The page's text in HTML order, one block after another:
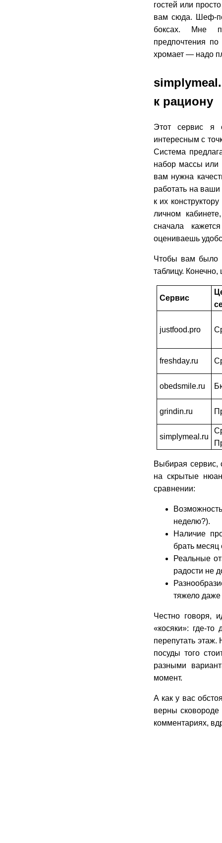
гостей или
вам сюда. Шеф-
боксах. Мне
предпочтения
хромает — надо
к рациону
Этот сервис я
интересным с
Система
набор массы или
вам нужна
работать на ваши
к их
личном
сначала
оцениваешь
Чтобы вам было
таблицу.
Сервис
justfood.pro
freshday.ru
obedsmile.ru
grindin.ru
simplymeal.ru
Выбирая сервис,
на скрытые
сравнении:
неделю?).
Наличие
брать месяц
Реальные
радости не
тяжело даже
Честно говоря,
«косяки»: где-
перепутать этаж.
посуды того
разными
момент.
А как у вас
верны
комментариях,